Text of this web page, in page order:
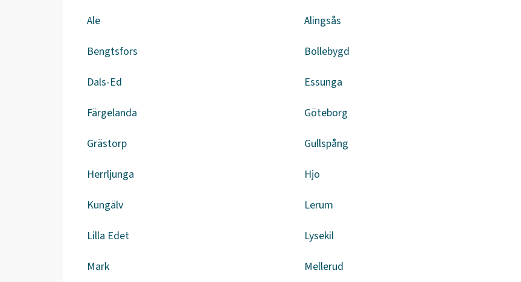
Ale Alingsås
Bengtsfors Bollebygd
Dals-Ed Essunga
Färgelanda Göteborg
Grästorp Gullspång
Herrljunga Hjo
Kungälv Lerum
Lilla Edet Lysekil
Mark Mellerud